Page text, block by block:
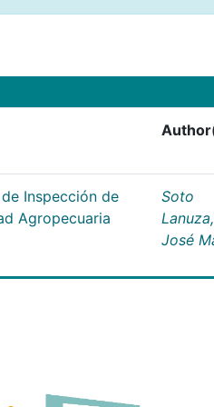
Inspección de
Agropecuaria
Soto
Lanuza,
José